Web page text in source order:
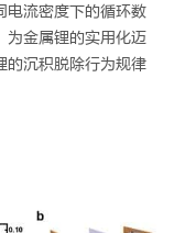
电流密度下的循环数
为金属锂的实用化迈
的沉积脱除行为规律